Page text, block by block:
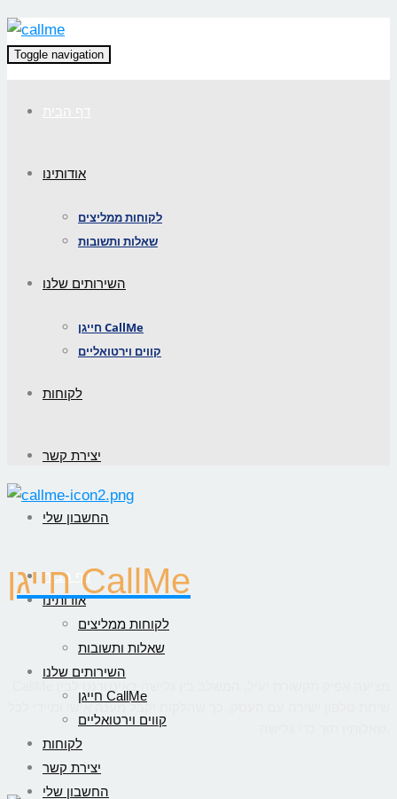
Toggle navigation
אודותינו
לקוחות ממליצים
שאלות ותשובות
השירותים שלנו
חייגן CallMe
קווים וירטואליים
לקוחות
יצירת קשר
החשבון שלי
דף הבית
אודותינו
לקוחות ממליצים
שאלות ותשובות
השירותים שלנו
חייגן CallMe
קווים וירטואליים
לקוחות
יצירת קשר
החשבון שלי
חייגן CallMe
שיחת טלפון ישירה עם העסק, כך שהלקוח יקבל מענה אישי ומיידי לכל